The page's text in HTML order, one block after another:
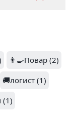
(1)
👨‍🍳Повар (2)
🚚логист (1)
(1)